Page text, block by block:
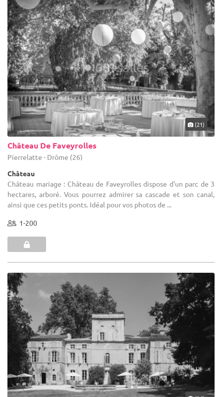
(21)
Château De Faveyrolles
Pierrelatte - Drôme (26)
Château
Château mariage : Château de Faveyrolles dispose d'un parc de 3
hectares, arboré. Vous pourrez admirer sa cascade et son canal,
ainsi que ces petits ponts. Idéal pour vos photos de ...
1-200